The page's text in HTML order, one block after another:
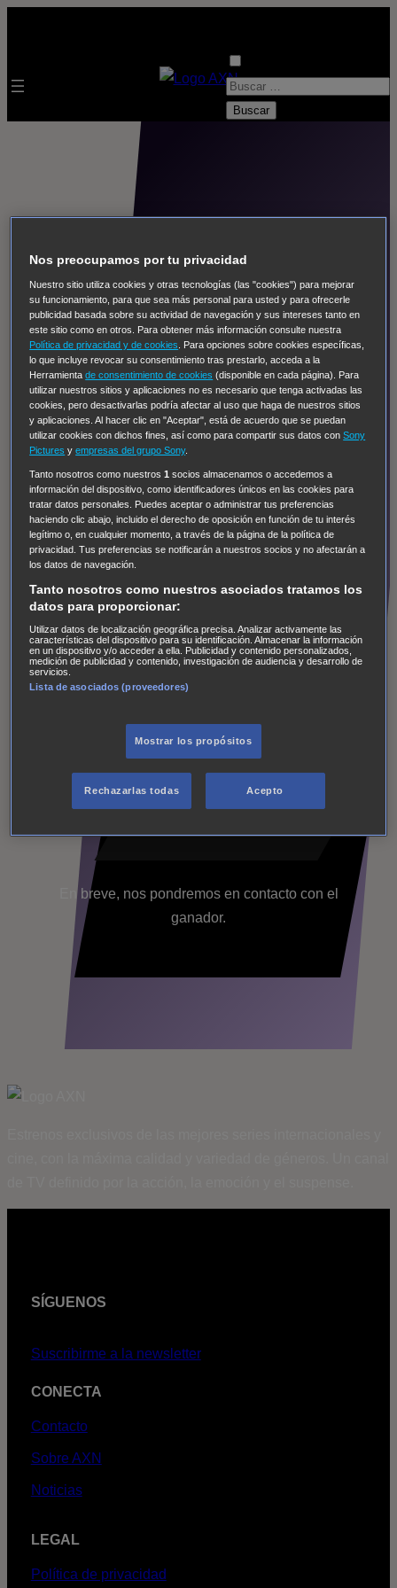
B
del ganador
@dlafuart
En breve, nos pondremos en contacto con el
ganador.
SÍGUENOS
Suscribirme a la newsletter
CONECTA
Contacto
Sobre AXN
Noticias
LEGAL
Política de privacidad
Nos preocupamos por tu privacidad
Nuestro sitio utiliza cookies y otras tecnologías (las "cookies") para mejorar
su funcionamiento, para que sea más personal para usted y para ofrecerle
publicidad basada sobre su actividad de navegación y sus intereses tanto en
este sitio como en otros. Para obtener más información consulte nuestra
Política de privacidad y de cookies
. Para opciones sobre cookies específicas,
lo que incluye revocar su consentimiento tras prestarlo, acceda a la
Herramientade consentimiento de cookies (disponible en cada página). Para
utilizar nuestros sitios y aplicaciones no es necesario que tenga activadas las
cookies, pero desactivarlas podría afectar al uso que haga de nuestros sitios
y aplicaciones. Al hacer clic en "Aceptar", está de acuerdo que se puedan
utilizar cookies con dichos fines, así como para compartir sus datos conSony
Pictures yempresas del grupo Sony.
Tanto nosotros como nuestros1 socios almacenamos o accedemos a
información del dispositivo, como identificadores únicos en las cookies para
tratar datos personales. Puedes aceptar o administrar tus preferencias
haciendo clic abajo, incluido el derecho de oposición en función de tu interés
legítimo o, en cualquier momento, a través de la página de la política de
privacidad. Tus preferencias se notificarán a nuestros socios y no afectarán a
los datos de navegación.
Tanto nosotros como nuestros asociados tratamos los
datos para proporcionar:
Utilizar datos de localización geográfica precisa. Analizar activamente las
características del dispositivo para su identificación. Almacenar la información
en un dispositivo y/o acceder a ella. Publicidad y contenido personalizados,
medición de publicidad y contenido, investigación de audiencia y desarrollo de
servicios.
Lista de asociados (proveedores)
Mostrar los propósitos
Rechazarlas todas Acepto